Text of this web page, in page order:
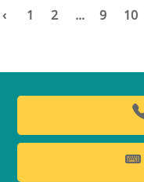
‹ 1 2 ... 9 10